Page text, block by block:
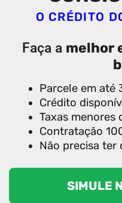
O CRÉDITO
Faça a melhor
Parcele em até
Crédito
Taxas menores
Contratação
Não precisa ter
SIMULE